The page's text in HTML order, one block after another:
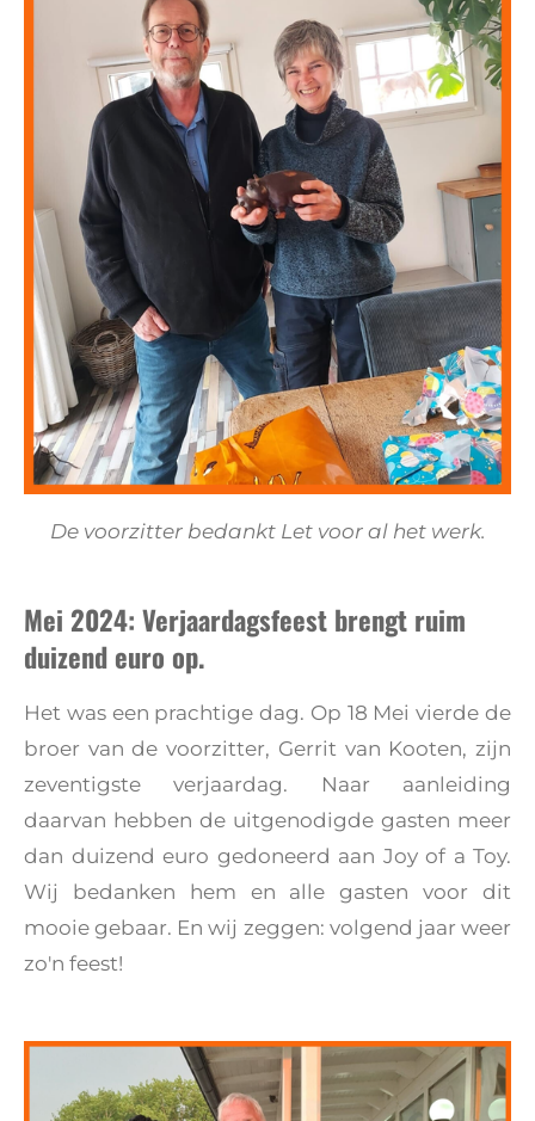
De voorzitter bedankt Let voor al het werk.
Mei 2024: Verjaardagsfeest brengt ruim
duizend euro op.
Het was een prachtige dag. Op 18 Mei vierde de
broer van de voorzitter, Gerrit van Kooten, zijn
zeventigste verjaardag. Naar aanleiding
daarvan hebben de uitgenodigde gasten meer
dan duizend euro gedoneerd aan Joy of a Toy.
Wij bedanken hem en alle gasten voor dit
mooie gebaar. En wij zeggen: volgend jaar weer
zo'n feest!